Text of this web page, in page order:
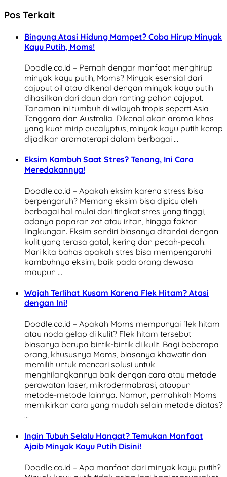
Pos Terkait
Bingung Atasi Hidung Mampet? Coba Hirup Minyak
Kayu Putih, Moms!
Doodle.co.id – Pernah dengar manfaat menghirup
minyak kayu putih, Moms? Minyak esensial dari
cajuput oil atau dikenal dengan minyak kayu putih
dihasilkan dari daun dan ranting pohon cajuput.
Tanaman ini tumbuh di wilayah tropis seperti Asia
Tenggara dan Australia. Dikenal akan aroma khas
yang kuat mirip eucalyptus, minyak kayu putih kerap
dijadikan aromaterapi dalam berbagai …
Eksim Kambuh Saat Stres? Tenang, Ini Cara
Meredakannya!
Doodle.co.id – Apakah eksim karena stress bisa
berpengaruh? Memang eksim bisa dipicu oleh
berbagai hal mulai dari tingkat stres yang tinggi,
adanya paparan zat atau iritan, hingga faktor
lingkungan. Eksim sendiri biasanya ditandai dengan
kulit yang terasa gatal, kering dan pecah-pecah.
Mari kita bahas apakah stres bisa mempengaruhi
kambuhnya eksim, baik pada orang dewasa
maupun …
Wajah Terlihat Kusam Karena Flek Hitam? Atasi
dengan Ini!
Doodle.co.id – Apakah Moms mempunyai flek hitam
atau noda gelap di kulit? Flek hitam tersebut
biasanya berupa bintik-bintik di kulit. Bagi beberapa
orang, khususnya Moms, biasanya khawatir dan
memilih untuk mencari solusi untuk
menghilangkannya baik dengan cara atau metode
perawatan laser, mikrodermabrasi, ataupun
metode-metode lainnya. Namun, pernahkah Moms
memikirkan cara yang mudah selain metode diatas?
…
Ingin Tubuh Selalu Hangat? Temukan Manfaat
Ajaib Minyak Kayu Putih Disini!
Doodle.co.id – Apa manfaat dari minyak kayu putih?